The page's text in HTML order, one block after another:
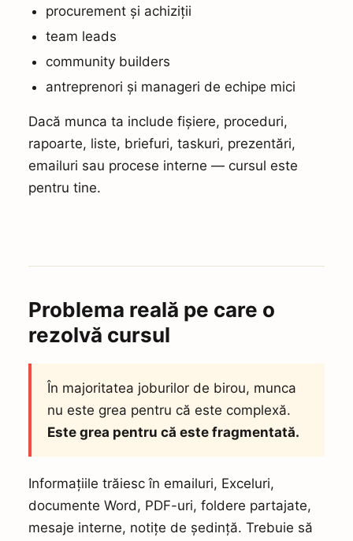
procurement și achiziții
team leads
community builders
antreprenori și manageri de echipe mici
Dacă munca ta include fișiere, proceduri,
rapoarte, liste, briefuri, taskuri, prezentări,
emailuri sau procese interne — cursul este
pentru tine.
Problema reală pe care o
rezolvă cursul
În majoritatea joburilor de birou, munca
nu este grea pentru că este complexă.
Este grea pentru că este fragmentată.
Informațiile trăiesc în emailuri, Exceluri,
documente Word, PDF-uri, foldere partajate,
mesaje interne, notițe de ședință. Trebuie să